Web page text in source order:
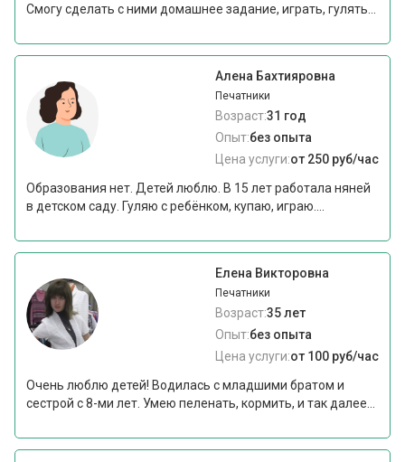
Смогу сделать с ними домашнее задание, играть, гулять...
Алена Бахтияровна
Печатники
Возраст:31 год
Опыт:без опыта
Цена услуги:от 250 руб/час
Образования нет. Детей люблю. В 15 лет работала няней
в детском саду. Гуляю с ребёнком, купаю, играю....
Елена Викторовна
Печатники
Возраст:35 лет
Опыт:без опыта
Цена услуги:от 100 руб/час
Очень люблю детей! Водилась с младшими братом и
сестрой с 8-ми лет. Умею пеленать, кормить, и так далее...